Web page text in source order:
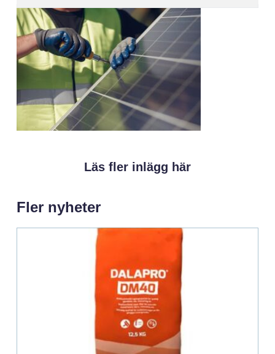
Läs fler inlägg här
Fler nyheter